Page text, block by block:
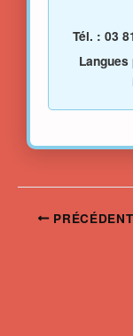
Tél. : 03
PRÉCÉDENT